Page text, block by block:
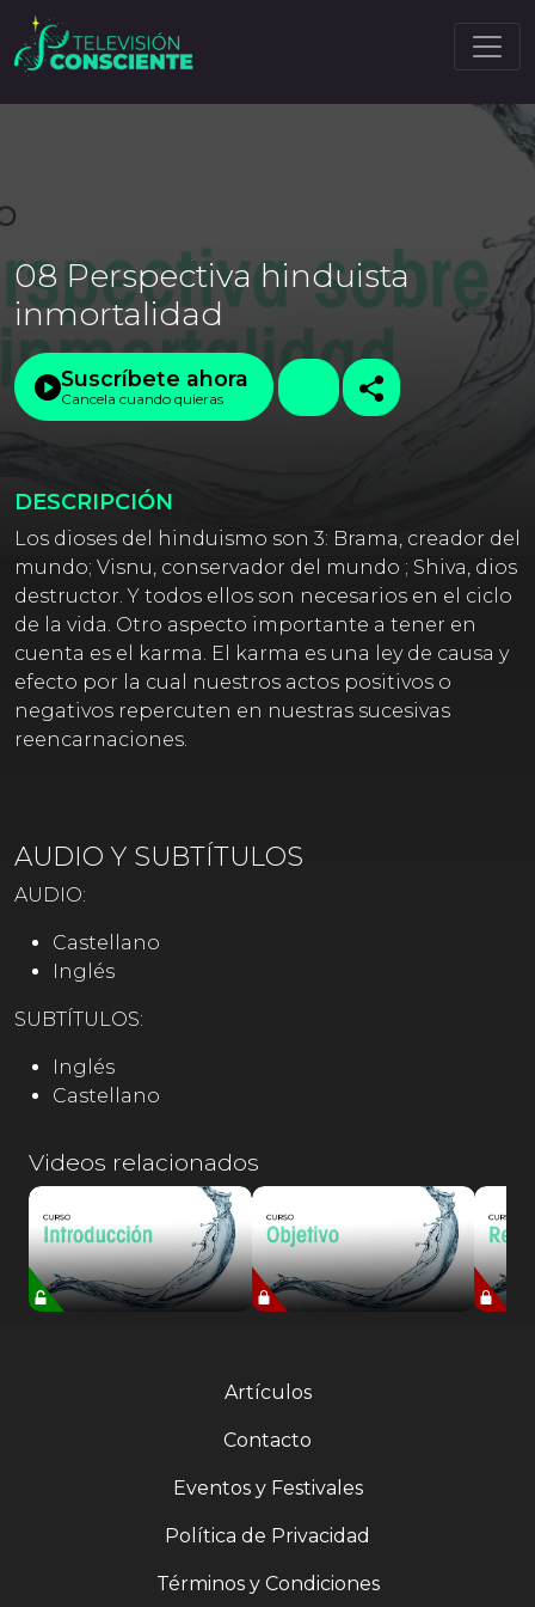
08 Perspectiva hinduista
inmortalidad
Suscríbete ahora
Cancela cuando quieras
DESCRIPCIÓN
Los dioses del hinduismo son 3: Brama, creador del
mundo; Visnu, conservador del mundo ; Shiva, dios
destructor. Y todos ellos son necesarios en el ciclo
de la vida. Otro aspecto importante a tener en
cuenta es el karma. El karma es una ley de causa y
efecto por la cual nuestros actos positivos o
negativos repercuten en nuestras sucesivas
reencarnaciones.
AUDIO Y SUBTÍTULOS
AUDIO:
Castellano
Inglés
SUBTÍTULOS:
Inglés
Castellano
Videos relacionados
Artículos
Contacto
Eventos y Festivales
Política de Privacidad
Términos y Condiciones